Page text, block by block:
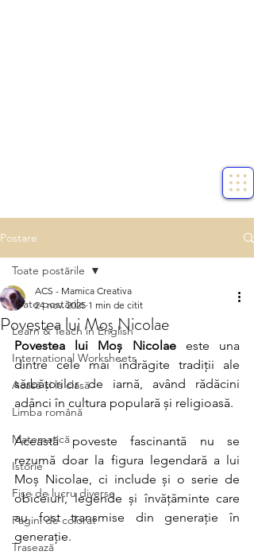
Postare
Toate postările
Learn & Teach in English
International Worksheets
Acasă și la clasă
Limba română
Matematică
Istorie
Fișe de lucru diverse
Pagini de colorat
Trasează
Toate postările
Povestea lui Moș Nicolae
ACS - Mamica Creativa
24 nov. 2025 1 min de citit
Povestea lui Moș Nicolae este una
dintre cele mai îndrăgite tradiții ale
sărbătorilor de iarnă, având rădăcini
adânci în cultura populară și religioasă.
Această poveste fascinantă nu se
rezumă doar la figura legendară a lui
Moș Nicolae, ci include și o serie de
obiceiuri, legende și învățăminte care
au fost transmise din generație în
generație.